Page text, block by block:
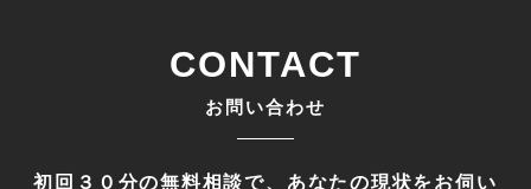
CONTACT
お問い合わせ
初回３０分の無料相談で、あなたの現状をお伺い